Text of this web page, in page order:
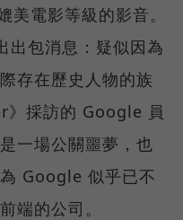
電影等級的影音。
包消息：疑似因為
存在歷史人物的族
採訪的 Google 員
一場公關噩夢，也
Google 似乎已不
端的公司。